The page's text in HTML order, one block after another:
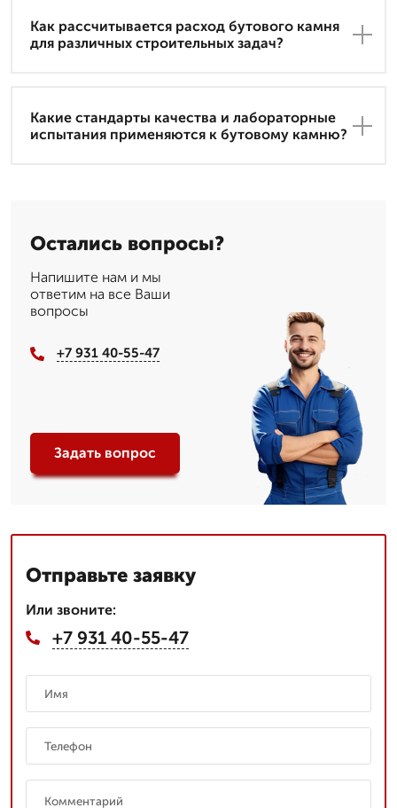
Как рассчитывается расход бутового камня
для различных строительных задач?
Какие стандарты качества и лабораторные
испытания применяются к бутовому камню?
Остались вопросы?
Напишите нам и мы
ответим на все Ваши
вопросы
+7 931 40-55-47
Задать вопрос
Отправьте заявку
Или звоните:
+7 931 40-55-47